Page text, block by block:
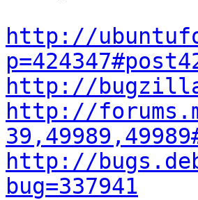
http://
http://
http://
http://
bug=337941